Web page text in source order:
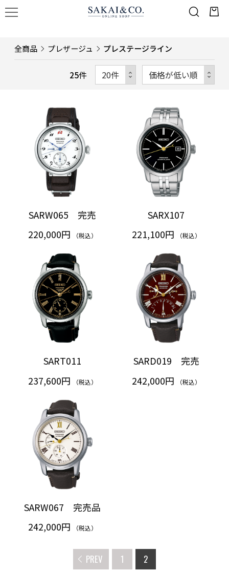
全商品 プレザージュ プレステージライン
25件
SARW065 完売
220,000円
（税込）
SARX107
221,100円
（税込）
SART011
237,600円
（税込）
SARD019 完売
242,000円
（税込）
SARW067 完売品
242,000円
（税込）
PREV 1 2